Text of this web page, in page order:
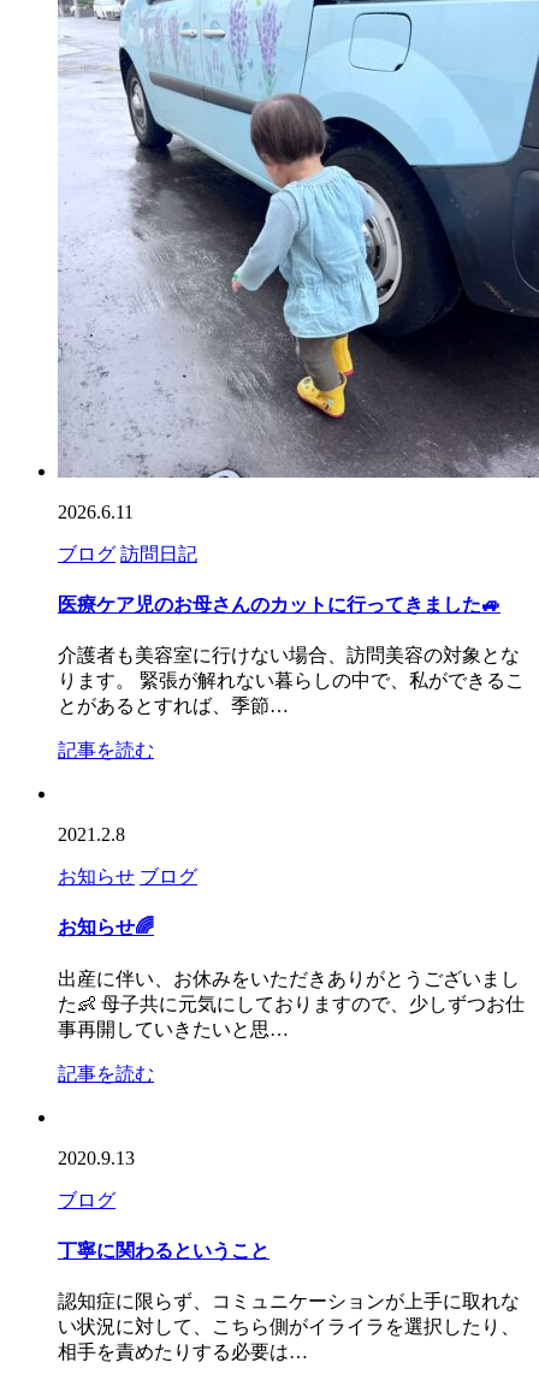
2026.6.11
ブログ 訪問日記
医療ケア児のお母さんのカットに行ってきました🚙
介護者も美容室に行けない場合、訪問美容の対象とな
ります。 緊張が解れない暮らしの中で、私ができるこ
とがあるとすれば、季節…
記事を読む
2021.2.8
お知らせ ブログ
お知らせ🌈
出産に伴い、お休みをいただきありがとうございまし
た👶 母子共に元気にしておりますので、少しずつお仕
事再開していきたいと思…
記事を読む
2020.9.13
ブログ
丁寧に関わるということ
認知症に限らず、コミュニケーションが上手に取れな
い状況に対して、こちら側がイライラを選択したり、
相手を責めたりする必要は…